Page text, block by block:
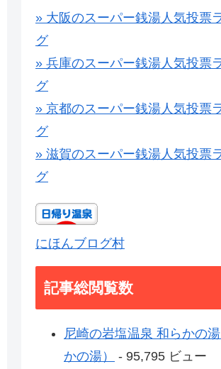
» 大阪のスーパー銭湯人気投票
グ
» 兵庫のスーパー銭湯人気投票
グ
» 京都のスーパー銭湯人気投票
グ
» 滋賀のスーパー銭湯人気投票
グ
にほんブログ村
記事総閲覧数
尼崎の岩塩温泉 和らかの
かの湯）
- 95,795 ビュー